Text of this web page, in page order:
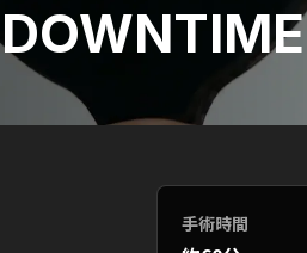
DOWNTIME
手術時間